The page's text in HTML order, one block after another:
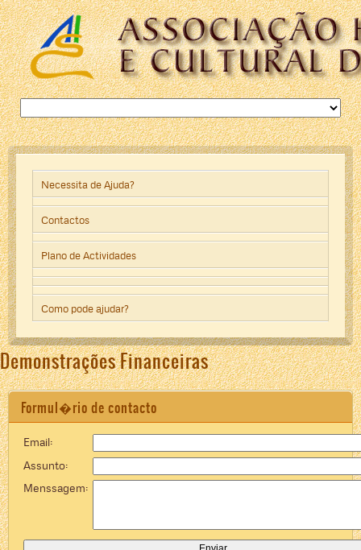
Necessita de Ajuda?
Contactos
Plano de Actividades
Como pode ajudar?
Demonstrações Financeiras
Formul�rio de contacto
Email:
Assunto:
Menssagem: